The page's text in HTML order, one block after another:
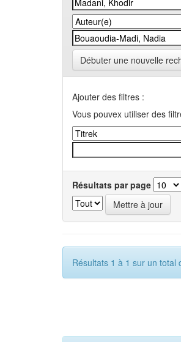
Débuter une nouvelle
Ajouter des filtres :
Vous pouvex utiliser des
Résultats par page
Résultats 1 à 1 sur un total